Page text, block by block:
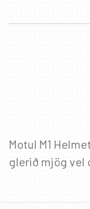
Motul M1
glerið mjög vel
Fáðu